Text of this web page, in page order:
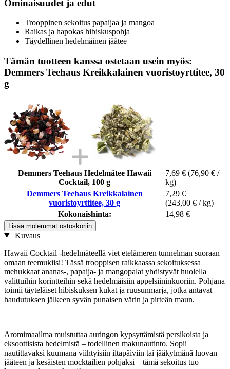
Ominaisuudet ja edut
Trooppinen sekoitus papaijaa ja mangoa
Raikas ja hapokas hibiskuspohja
Täydellinen hedelmäinen jäätee
Tämän tuotteen kanssa ostetaan usein myös:
Demmers Teehaus Kreikkalainen vuoristoyrttitee, 30
g
Demmers Teehaus Hedelmätee Hawaii
Cocktail, 100 g
7,69 € (76,90 € /
kg)
Demmers Teehaus Kreikkalainen
vuoristoyrttitee, 30 g
7,29 €
(243,00 € / kg)
Kokonaishinta:
14,98 €
Lisää molemmat ostoskoriin
Kuvaus
Hawaii Cocktail -hedelmäteellä viet etelämeren tunnelman suoraan
omaan teemukiisi! Tässä trooppisen raikkaassa sekoituksessa
mehukkaat ananas-, papaija- ja mangopalat yhdistyvät huolella
valittuihin korintteihin sekä hedelmäisiin appelsiininkuoriin. Pohjana
toimii täyteläiset hibiskuksen kukat ja ruusunmarja, jotka antavat
haudutuksen jälkeen syvän punaisen värin ja pirteän maun.
Aromimaailma muistuttaa auringon kypsyttämistä persikoista ja
eksoottisista hedelmistä – todellinen makunautinto. Sopii
nautittavaksi kuumana viihtyisiin iltapäiviin tai jääkylmänä luovan
jääteen ja kesäisten mocktailien pohjaksi – tämä sekoitus tuo